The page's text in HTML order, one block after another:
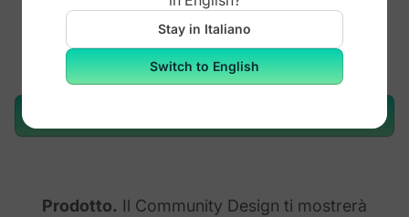
Prodotto. Il Community Design ti mostrerà
Stay in Italiano
Switch to English